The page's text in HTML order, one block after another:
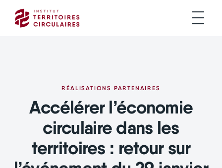
RÉALISATIONS PARTENAIRES
Accélérer l’économie
circulaire dans les
territoires : retour sur